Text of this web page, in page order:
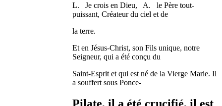
L. Je crois en Dieu, A. le Père tout-
puissant, Créateur du ciel et de
la terre.
Et en Jésus-Christ, son Fils unique, notre
Seigneur, qui a été conçu du
Saint-Esprit et qui est né de la Vierge Marie. Il
a souffert sous Ponce-
Pilate, il a été crucifié, il est